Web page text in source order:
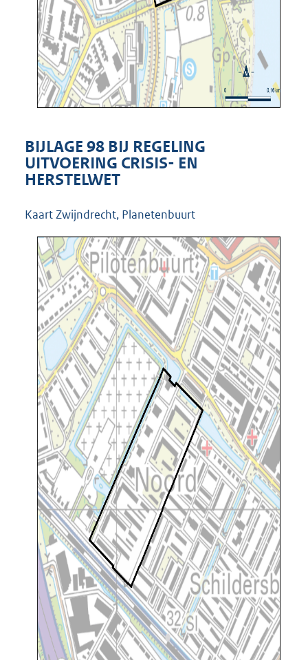
BIJLAGE 98 BIJ REGELING
UITVOERING CRISIS- EN
HERSTELWET
Kaart Zwijndrecht, Planetenbuurt